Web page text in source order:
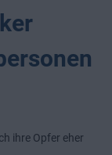
ihre Opfer eher